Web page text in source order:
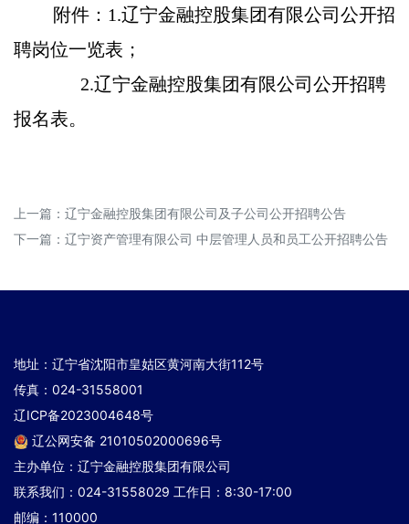
附件：1.辽宁金融控股集团有限公司公开招
聘岗位一览表；
2.辽宁金融控股集团有限公司公开招聘
报名表。
上一篇： 辽宁金融控股集团有限公司及子公司公开招聘公告
下一篇： 辽宁资产管理有限公司 中层管理人员和员工公开招聘公告
地址：辽宁省沈阳市皇姑区黄河南大街112号
传真：024-31558001
辽ICP备2023004648号
辽公网安备 21010502000696号
主办单位：辽宁金融控股集团有限公司
联系我们：024-31558029 工作日：8:30-17:00
邮编：110000